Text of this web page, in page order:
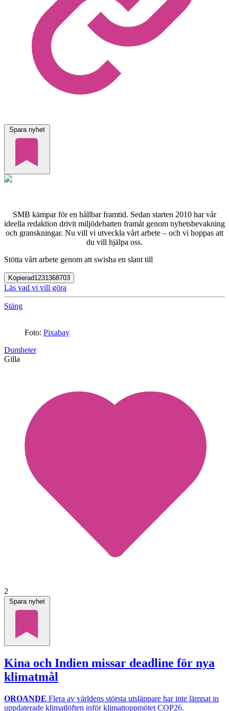
Spara nyhet
SMB kämpar för en hållbar framtid. Sedan starten 2010 har vår
ideella redaktion drivit miljödebatten framåt genom nyhetsbevakning
och granskningar. Nu vill vi utveckla vårt arbete – och vi hoppas att
du vill hjälpa oss.
Stötta vårt arbete genom att swisha en slant till
Kopierad1231368703
Läs vad vi vill göra
Stäng
Foto: Pixabay
Dumheter
Gilla
2
Spara nyhet
Kina och Indien missar deadline för nya
klimatmål
OROANDE Flera av världens största utsläppare har inte lämnat in
uppdaterade klimatlöften inför klimattoppmötet COP26.